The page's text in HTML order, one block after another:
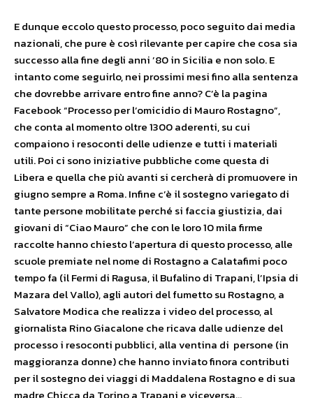
E dunque eccolo questo processo, poco seguito dai media
nazionali, che pure è così rilevante per capire che cosa sia
successo alla fine degli anni ’80 in Sicilia e non solo. E
intanto come seguirlo, nei prossimi mesi fino alla sentenza
che dovrebbe arrivare entro fine anno? C’è la pagina
Facebook “Processo per l’omicidio di Mauro Rostagno”,
che conta al momento oltre 1300 aderenti, su cui
compaiono i resoconti delle udienze e tutti i materiali
utili. Poi ci sono iniziative pubbliche come questa di
Libera e quella che più avanti si cercherà di promuovere in
giugno sempre a Roma. Infine c’è il sostegno variegato di
tante persone mobilitate perché si faccia giustizia, dai
giovani di “Ciao Mauro” che con le loro 10 mila firme
raccolte hanno chiesto l’apertura di questo processo, alle
scuole premiate nel nome di Rostagno a Calatafimi poco
tempo fa (il Fermi di Ragusa, il Bufalino di Trapani, l’Ipsia di
Mazara del Vallo), agli autori del fumetto su Rostagno, a
Salvatore Modica che realizza i video del processo, al
giornalista Rino Giacalone che ricava dalle udienze del
processo i resoconti pubblici, alla ventina di persone (in
maggioranza donne) che hanno inviato finora contributi
per il sostegno dei viaggi di Maddalena Rostagno e di sua